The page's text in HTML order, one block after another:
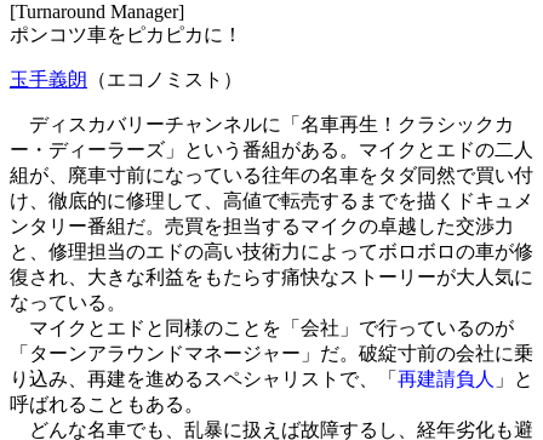
[Turnaround Manager]
ポンコツ車をピカピカに！
玉手義朗 （エコノミスト）
ディスカバリーチャンネルに「名車再生！クラシックカ
ー・ディーラーズ」という番組がある。マイクとエドの二人
組が、廃車寸前になっている往年の名車をタダ同然で買い付
け、徹底的に修理して、高値で転売するまでを描くドキュメ
ンタリー番組だ。売買を担当するマイクの卓越した交渉力
と、修理担当のエドの高い技術力によってボロボロの車が修
復され、大きな利益をもたらす痛快なストーリーが大人気に
なっている。
マイクとエドと同様のことを「会社」で行っているのが
「ターンアラウンドマネージャー」だ。破綻寸前の会社に乗
り込み、再建を進めるスペシャリストで、「 再建請負人 」と
呼ばれることもある。
どんな名車でも、乱暴に扱えば故障するし、経年劣化も避